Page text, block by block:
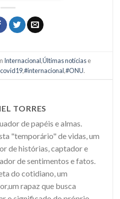
Internacional,Últimas notíciase
,#internacional,#ONU.
TORRES
de papéis e almas.
"temporário" de vidas, um
de histórias, captador e
de sentimentos e fatos.
do cotidiano, um
rapaz que busca